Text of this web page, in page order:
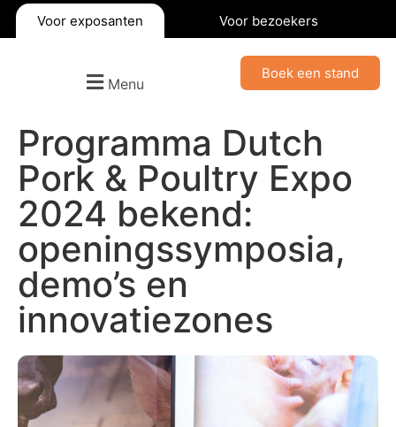
Voor exposanten Voor bezoekers
Menu
Boek een stand
Programma Dutch
Pork & Poultry Expo
2024 bekend:
openingssymposia,
demo’s en
innovatiezones